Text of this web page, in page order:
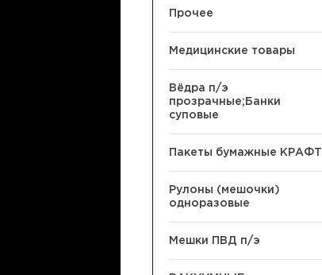
Прочее
Медицинские товары
Вёдра п/э
прозрачные;Банки
суповые
Пакеты бумажные КРАФТ
Рулоны (мешочки)
одноразовые
Мешки ПВД п/э